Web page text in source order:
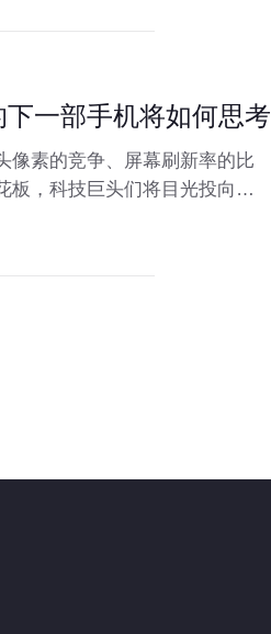
一部手机将如何思考
像素的竞争、屏幕刷新率的比
板，科技巨头们将目光投向了
各大品牌纷纷亮出AI底牌。这